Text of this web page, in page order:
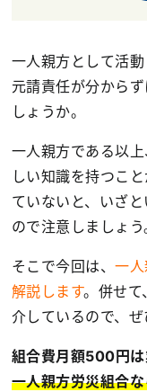
一人親方として活
元請責任が分から
しょうか。
一人親方である以
しい知識を持つこ
ていないと、いざ
ので注意しましょう
そこで今回は、一
解説します。併せて
介しているので、ぜ
組合費月額500円は
一人親方労災組合